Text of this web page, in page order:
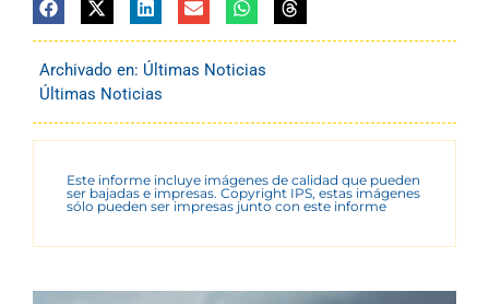
Archivado en: Últimas Noticias
Últimas Noticias
Este informe incluye imágenes de calidad que pueden
ser bajadas e impresas. Copyright IPS, estas imágenes
sólo pueden ser impresas junto con este informe